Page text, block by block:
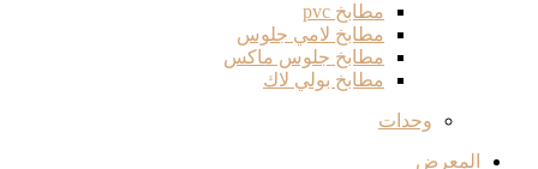
مطابخ pvc
مطابخ لامي جلوس
مطابخ جلوس ماكس
مطابخ بولي لاك
وحدات
المعرض